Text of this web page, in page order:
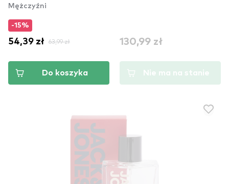
Heart
Mężczyźni
-15%
54,39 zł 63,99 zł
Do koszyka
130,99 zł
Nie ma na stanie